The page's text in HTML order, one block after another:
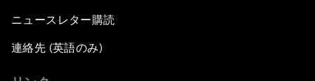
ニュースレター購読
連絡先 (英語のみ)